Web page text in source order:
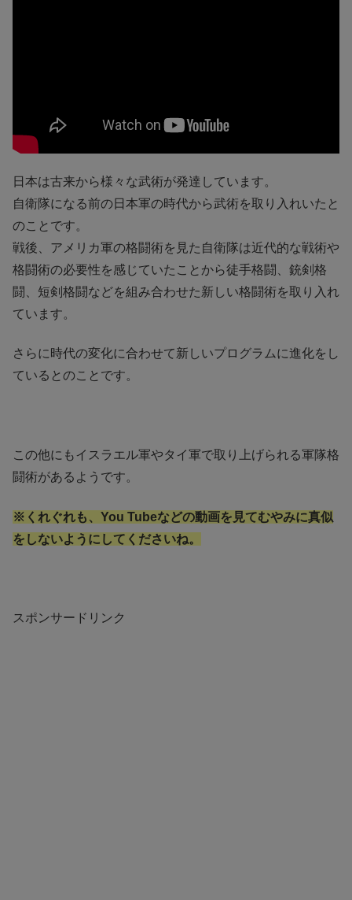
日本は古来から様々な武術が発達しています。
自衛隊になる前の日本軍の時代から武術を取り入れいたと
のことです。
戦後、アメリカ軍の格闘術を見た自衛隊は近代的な戦術や
格闘術の必要性を感じていたことから徒手格闘、銃剣格
闘、短剣格闘などを組み合わせた新しい格闘術を取り入れ
ています。
さらに時代の変化に合わせて新しいプログラムに進化をし
ているとのことです。
この他にもイスラエル軍やタイ軍で取り上げられる軍隊格
闘術があるようです。
※くれぐれも、You Tubeなどの動画を見てむやみに真似
をしないようにしてくださいね。
スポンサードリンク